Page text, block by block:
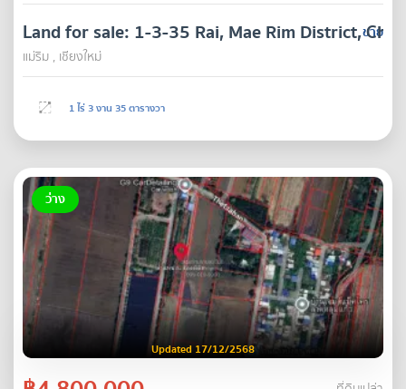
ขาย
Land for sale: 1-3-35 Rai, Mae Rim District,
แม่ริม , เชียงใหม่
1 ไร่ 3 งาน 35 ตารางวา
ว่าง
Updated 17/12/2568